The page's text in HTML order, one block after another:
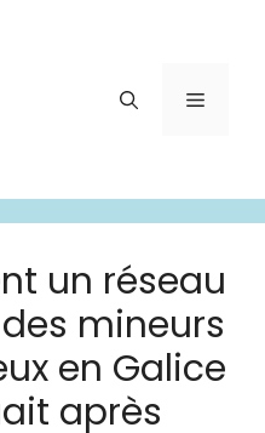
Menu
un réseau
mineurs
en Galice
après